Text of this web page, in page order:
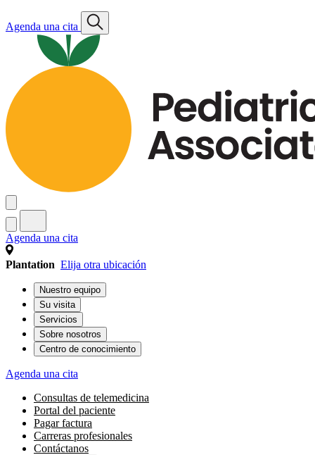
Agenda una cita
Agenda una cita
Plantation Elija otra ubicación
Nuestro equipo
Su visita
Servicios
Sobre nosotros
Centro de conocimiento
Agenda una cita
Consultas de telemedicina
Portal del paciente
Pagar factura
Carreras profesionales
Contáctanos